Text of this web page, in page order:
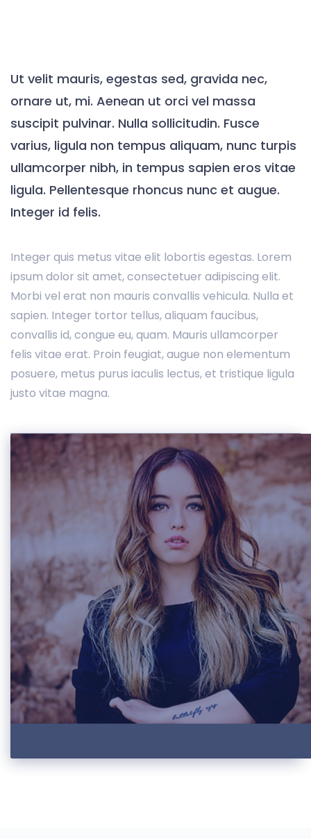
Ut velit mauris, egestas sed, gravida nec,
ornare ut, mi. Aenean ut orci vel massa
suscipit pulvinar. Nulla sollicitudin. Fusce
varius, ligula non tempus aliquam, nunc turpis
ullamcorper nibh, in tempus sapien eros vitae
ligula. Pellentesque rhoncus nunc et augue.
Integer id felis.
Integer quis metus vitae elit lobortis egestas. Lorem
ipsum dolor sit amet, consectetuer adipiscing elit.
Morbi vel erat non mauris convallis vehicula. Nulla et
sapien. Integer tortor tellus, aliquam faucibus,
convallis id, congue eu, quam. Mauris ullamcorper
felis vitae erat. Proin feugiat, augue non elementum
posuere, metus purus iaculis lectus, et tristique ligula
justo vitae magna.